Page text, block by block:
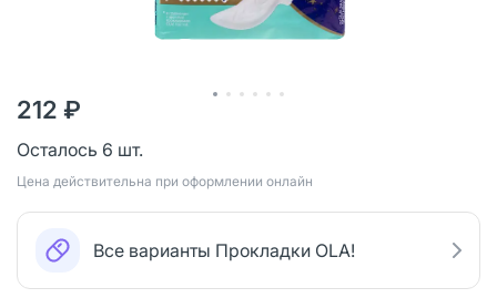
212 ₽
Осталось 6 шт.
Цена действительна при оформлении онлайн
Все варианты Прокладки OLA!